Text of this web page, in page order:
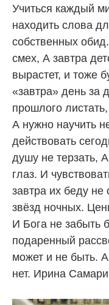
Учиться каждый
находить слова
собственных
смех, А завтра
вырастет, и тоже
«завтра» день за
прошлого
А нужно научить
действовать
душу не терзать,
глаз. И
завтра их беду не
звёзд ночных.
И Бога не забыть
подаренный
может и не быть.
нет. Ирина